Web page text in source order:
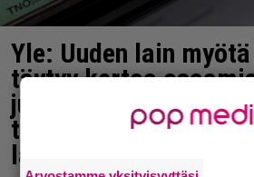
Yle: Uuden lain
täytyy kertoa
julkisesti netissä –
toivovat rangaistusta
laiminlyönnistä